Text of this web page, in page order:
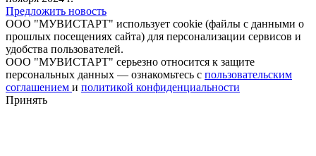
Предложить новость
ООО "МУВИСТАРТ" использует cookie (файлы с данными о
прошлых посещениях сайта) для персонализации сервисов и
удобства пользователей.
ООО "МУВИСТАРТ" серьезно относится к защите
персональных данных — ознакомьтесь с пользовательским
соглашением и политикой конфиденциальности
Принять